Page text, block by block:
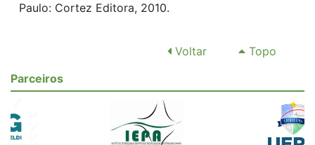
Paulo: Cortez Editora, 2010.
Voltar
Topo
Parceiros